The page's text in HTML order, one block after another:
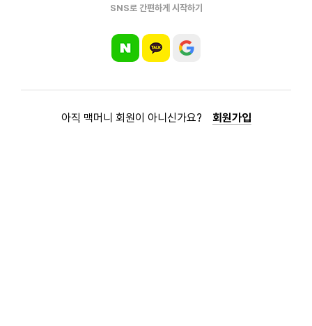
SNS로 간편하게 시작하기
아직 맥머니 회원이 아니신가요? 회원가입